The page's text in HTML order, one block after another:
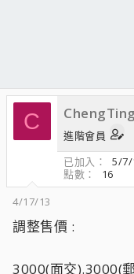
C ChengTing
進階會員
已加入
5/7/
點數
16
4/17/13
調整售價 :
3000(面交).3000(